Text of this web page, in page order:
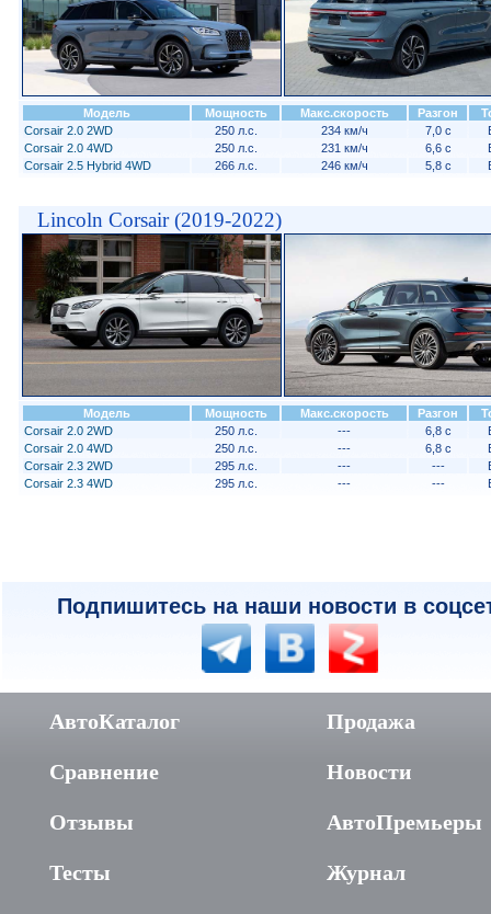
Модель Мощность Макс.скорость Разгон
Corsair 2.0 2WD
250 л.с. 234 км/ч 7,0 с
Corsair 2.0 4WD
250 л.с. 231 км/ч 6,6 с
Corsair 2.5 Hybrid 4WD
266 л.с. 246 км/ч 5,8 с
Lincoln Corsair (2019-2022)
Модель Мощность Макс.скорость Разгон
Corsair 2.0 2WD
250 л.с. --- 6,8 с
Corsair 2.0 4WD
250 л.с. --- 6,8 с
Corsair 2.3 2WD
295 л.с. --- ---
Corsair 2.3 4WD
295 л.с. --- ---
Подпишитесь на наши новости в
АвтоКаталог
Сравнение
Отзывы
Тесты
Продажа
Новости
АвтоПремьеры
Журнал